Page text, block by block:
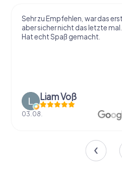
Sehr zu Empfehlen, war das
aber sicher nicht das letzte mal.
Hat echt Spaß gemacht.
Liam Voß
03.08.